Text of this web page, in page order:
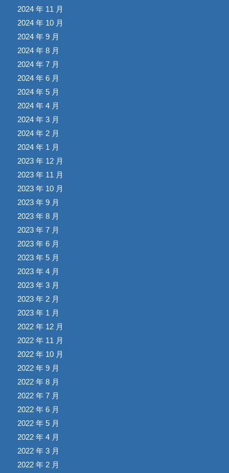
2024 年 11 月
2024 年 10 月
2024 年 9 月
2024 年 8 月
2024 年 7 月
2024 年 6 月
2024 年 5 月
2024 年 4 月
2024 年 3 月
2024 年 2 月
2024 年 1 月
2023 年 12 月
2023 年 11 月
2023 年 10 月
2023 年 9 月
2023 年 8 月
2023 年 7 月
2023 年 6 月
2023 年 5 月
2023 年 4 月
2023 年 3 月
2023 年 2 月
2023 年 1 月
2022 年 12 月
2022 年 11 月
2022 年 10 月
2022 年 9 月
2022 年 8 月
2022 年 7 月
2022 年 6 月
2022 年 5 月
2022 年 4 月
2022 年 3 月
2022 年 2 月